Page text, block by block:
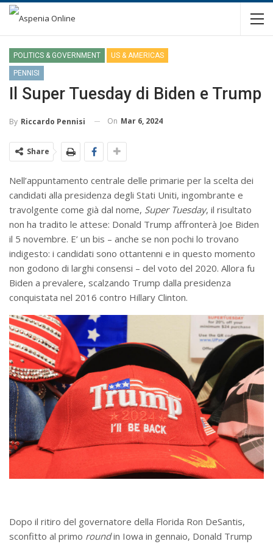
POLITICS & GOVERNMENT US & AMERICAS
PENNISI
Il Super Tuesday di Biden e Trump
By Riccardo Pennisi On Mar 6, 2024
Share
Nell’appuntamento centrale delle primarie per la scelta dei
candidati alla presidenza degli Stati Uniti, ingombrante e
travolgente come già dal nome, Super Tuesday, il risultato
non ha tradito le attese: Donald Trump affronterà Joe Biden
il 5 novembre. E’ un bis – anche se non pochi lo trovano
indigesto: i candidati sono ottantenni e in questo momento
non godono di larghi consensi – del voto del 2020. Allora fu
Biden a prevalere, scalzando Trump dalla presidenza
conquistata nel 2016 contro Hillary Clinton.
Dopo il ritiro del governatore della Florida Ron DeSantis,
sconfitto al primo roundin Iowa in gennaio, Donald Trump